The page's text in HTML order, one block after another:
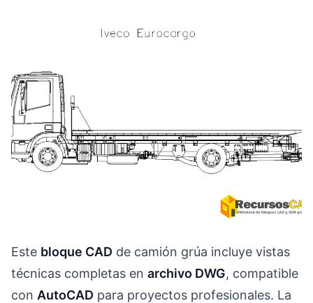
Este bloque CAD de camión grúa incluye vistas
técnicas completas en archivo DWG, compatible
con AutoCAD para proyectos profesionales. La